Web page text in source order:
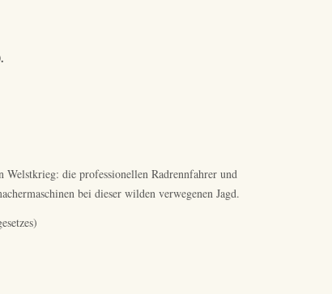
die professionellen Radrennfahrer und
bei dieser wilden verwegenen Jagd.